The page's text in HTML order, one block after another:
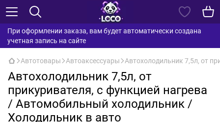
При оформлении заказа, вам будет автоматически создана
учетная запись на сайте
Автотовары Автоаксессуары Автохолодильник 7,5л, от
Автохолодильник 7,5л, от
прикуривателя, с функцией нагрева
/ Автомобильный холодильник /
Холодильник в авто